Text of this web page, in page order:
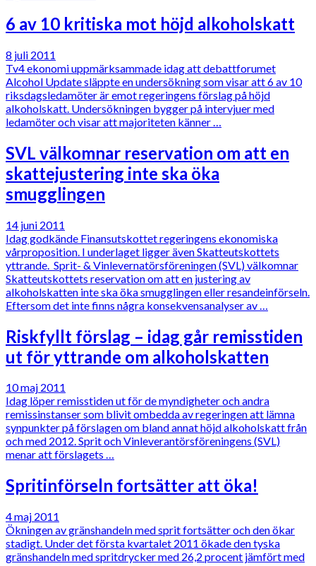
6 av 10 kritiska mot höjd alkoholskatt
8 juli 2011
Tv4 ekonomi uppmärksammade idag att debattforumet
Alcohol Update släppte en undersökning som visar att 6 av 10
riksdagsledamöter är emot regeringens förslag på höjd
alkoholskatt. Undersökningen bygger på intervjuer med
ledamöter och visar att majoriteten känner …
SVL välkomnar reservation om att en
skattejustering inte ska öka
smugglingen
14 juni 2011
Idag godkände Finansutskottet regeringens ekonomiska
vårproposition. I underlaget ligger även Skatteutskottets
yttrande. Sprit- & Vinlevernatörsföreningen (SVL) välkomnar
Skatteutskottets reservation om att en justering av
alkoholskatten inte ska öka smugglingen eller resandeinförseln.
Eftersom det inte finns några konsekvensanalyser av …
Riskfyllt förslag – idag går remisstiden
ut för yttrande om alkoholskatten
10 maj 2011
Idag löper remisstiden ut för de myndigheter och andra
remissinstanser som blivit ombedda av regeringen att lämna
synpunkter på förslagen om bland annat höjd alkoholskatt från
och med 2012. Sprit och Vinleverantörsföreningens (SVL)
menar att förslagets …
Spritinförseln fortsätter att öka!
4 maj 2011
Ökningen av gränshandeln med sprit fortsätter och den ökar
stadigt. Under det första kvartalet 2011 ökade den tyska
gränshandeln med spritdrycker med 26,2 procent jämfört med